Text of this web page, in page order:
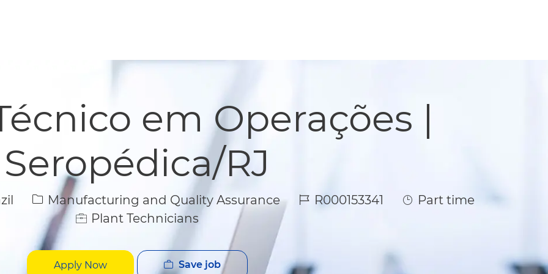
em Operações |
Seropédica/RJ
Category
Manufacturing and Quality Assurance Job Id
R000153341 Job Type
Part time
Plant Technicians
Apply Now Save job